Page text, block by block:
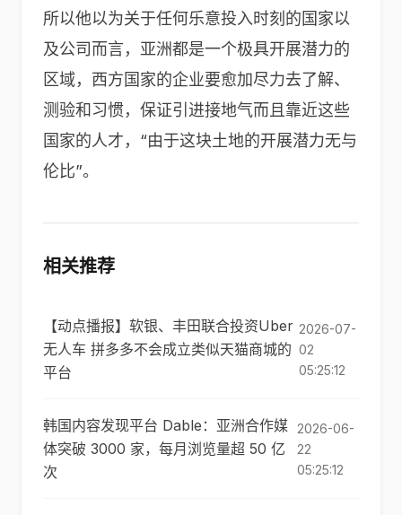
所以他以为关于任何乐意投入时刻的国家以
及公司而言，亚洲都是一个极具开展潜力的
区域，西方国家的企业要愈加尽力去了解、
测验和习惯，保证引进接地气而且靠近这些
国家的人才，“由于这块土地的开展潜力无与
伦比”。
相关推荐
【动点播报】软银、丰田联合投资Uber
无人车 拼多多不会成立类似天猫商城的
平台
2026-07-
02
05:25:12
韩国内容发现平台 Dable：亚洲合作媒
体突破 3000 家，每月浏览量超 50 亿
次
2026-06-
22
05:25:12